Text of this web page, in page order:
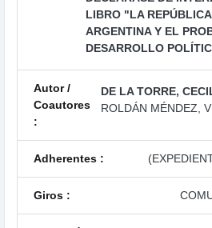
LIBRO "LA
ARGENTINA Y EL
DESARROLLO
Autor /
Coautores
:
DE LA TORRE,
ROLDÁN MÉNDEZ,
Adherentes :
Giros :